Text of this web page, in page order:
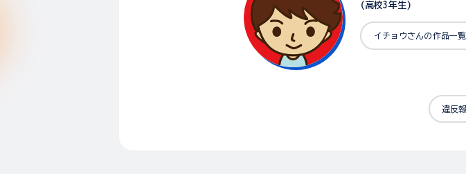
(高校3年生)
イチョウさんの作品一
違反